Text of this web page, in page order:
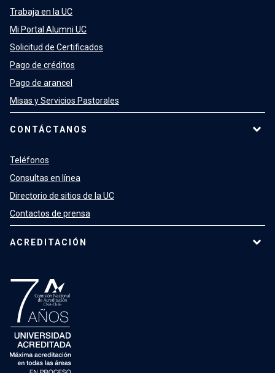
Trabaja en la UC
Mi Portal Alumni UC
Solicitud de Certificados
Pago de créditos
Pago de arancel
Misas y Servicios Pastorales
CONTÁCTANOS
Teléfonos
Consultas en línea
Directorio de sitios de la UC
Contactos de prensa
ACREDITACIÓN